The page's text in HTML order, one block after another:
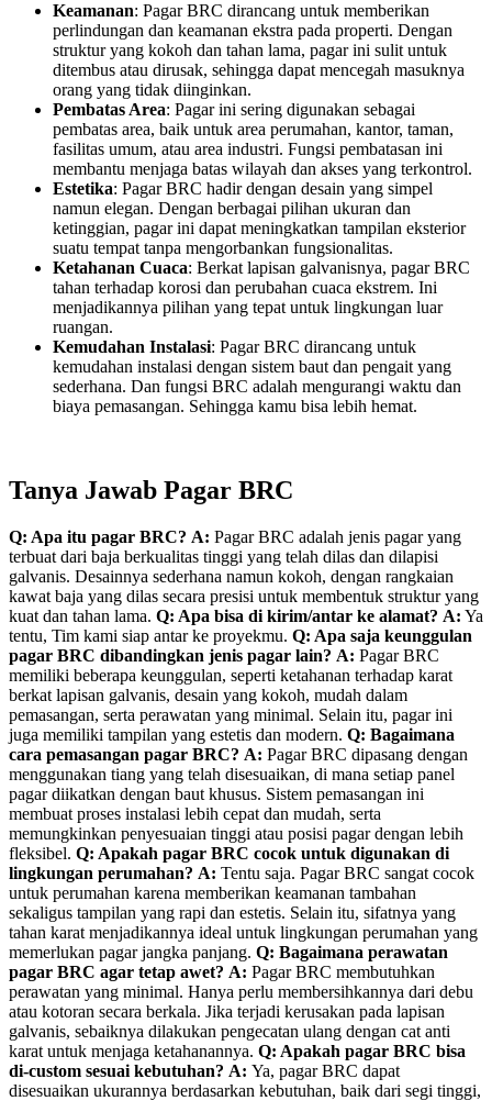
Keamanan: Pagar BRC dirancang untuk memberikan
perlindungan dan keamanan ekstra pada properti. Dengan
struktur yang kokoh dan tahan lama, pagar ini sulit untuk
ditembus atau dirusak, sehingga dapat mencegah masuknya
orang yang tidak diinginkan.
Pembatas Area: Pagar ini sering digunakan sebagai
pembatas area, baik untuk area perumahan, kantor, taman,
fasilitas umum, atau area industri. Fungsi pembatasan ini
membantu menjaga batas wilayah dan akses yang terkontrol.
Estetika: Pagar BRC hadir dengan desain yang simpel
namun elegan. Dengan berbagai pilihan ukuran dan
ketinggian, pagar ini dapat meningkatkan tampilan eksterior
suatu tempat tanpa mengorbankan fungsionalitas.
Ketahanan Cuaca: Berkat lapisan galvanisnya, pagar BRC
tahan terhadap korosi dan perubahan cuaca ekstrem. Ini
menjadikannya pilihan yang tepat untuk lingkungan luar
ruangan.
Kemudahan Instalasi: Pagar BRC dirancang untuk
kemudahan instalasi dengan sistem baut dan pengait yang
sederhana. Dan fungsi BRC adalah mengurangi waktu dan
biaya pemasangan. Sehingga kamu bisa lebih hemat.
Tanya Jawab Pagar BRC
Q: Apa itu pagar BRC? A: Pagar BRC adalah jenis pagar yang
terbuat dari baja berkualitas tinggi yang telah dilas dan dilapisi
galvanis. Desainnya sederhana namun kokoh, dengan rangkaian
kawat baja yang dilas secara presisi untuk membentuk struktur yang
kuat dan tahan lama. Q: Apa bisa di kirim/antar ke alamat? A: Ya
tentu, Tim kami siap antar ke proyekmu. Q: Apa saja keunggulan
pagar BRC dibandingkan jenis pagar lain? A: Pagar BRC
memiliki beberapa keunggulan, seperti ketahanan terhadap karat
berkat lapisan galvanis, desain yang kokoh, mudah dalam
pemasangan, serta perawatan yang minimal. Selain itu, pagar ini
juga memiliki tampilan yang estetis dan modern. Q: Bagaimana
cara pemasangan pagar BRC? A: Pagar BRC dipasang dengan
menggunakan tiang yang telah disesuaikan, di mana setiap panel
pagar diikatkan dengan baut khusus. Sistem pemasangan ini
membuat proses instalasi lebih cepat dan mudah, serta
memungkinkan penyesuaian tinggi atau posisi pagar dengan lebih
fleksibel. Q: Apakah pagar BRC cocok untuk digunakan di
lingkungan perumahan? A: Tentu saja. Pagar BRC sangat cocok
untuk perumahan karena memberikan keamanan tambahan
sekaligus tampilan yang rapi dan estetis. Selain itu, sifatnya yang
tahan karat menjadikannya ideal untuk lingkungan perumahan yang
memerlukan pagar jangka panjang. Q: Bagaimana perawatan
pagar BRC agar tetap awet? A: Pagar BRC membutuhkan
perawatan yang minimal. Hanya perlu membersihkannya dari debu
atau kotoran secara berkala. Jika terjadi kerusakan pada lapisan
galvanis, sebaiknya dilakukan pengecatan ulang dengan cat anti
karat untuk menjaga ketahanannya. Q: Apakah pagar BRC bisa
di-custom sesuai kebutuhan? A: Ya, pagar BRC dapat
disesuaikan ukurannya berdasarkan kebutuhan, baik dari segi tinggi,